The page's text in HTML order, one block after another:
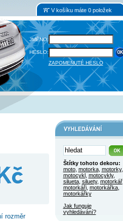
V košíku máte 0 položek
JMÉNO:
HESLO:
ZAPOMENUTÉ HESLO
rozměr
Štítky tohoto dekoru:
moto, motorka, motorky,
motocykl, motocykly,
silueta, siluety, motorkář,
motorkáři, motorkářka,
motorkářky
Jak funguje
vyhledávání?